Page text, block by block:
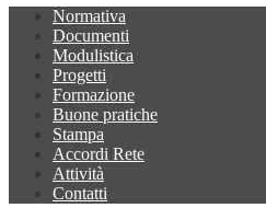
Normativa
Documenti
Modulistica
Progetti
Formazione
Buone pratiche
Stampa
Accordi Rete
Attività
Contatti